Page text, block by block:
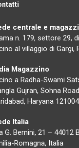
centrale e
n. 179, settore 29,
al villaggio di Gargi,
Magazzino
a Radha-Swami
Gujran, Sohna
Haryana 121004
Italia
G. Bernini, 21 – 44012
Romagna, Italia